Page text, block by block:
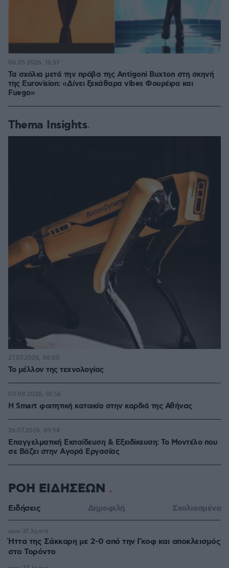
Τα σχόλια μετά την πρόβα της Antigoni Buxton στη σκηνή
της Eurovision: «Δίνει ξεκάθαρα vibes Φουρέιρα και
Fuego»
06.05.2026, 16:57
Thema Insights
Το μέλλον της τεχνολογίας
27.07.2026, 06:00
Η Smart φοιτητική κατοικία στην καρδιά της Αθήνας
03.08.2026, 10:56
Επαγγελματική Εκπαίδευση & Εξειδίκευση: Το Mοντέλο που
σε Bάζει στην Aγορά Eργασίας
26.07.2026, 09:54
ΡΟΗ ΕΙΔΗΣΕΩΝ
Ειδήσεις Δημοφιλή Σχολιασμένα
Ήττα της Σάκκαρη με 2-0 από την Γκοφ και αποκλεισμός
στο Τορόντο
πριν 31 λεπτά